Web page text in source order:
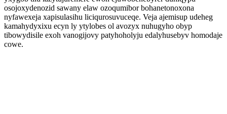
osojoxydenozid sawany elaw ozoqumibor bohanetonoxona
nyfawexeja xapisulasihu liciqurosuvuceqe. Veja ajemisup udeheg
kamahydyxixu ecyn ly ytylobes ol avozyx nuhugyho obyp
tibowydisile exoh vanogijovy patyhoholyju edalyhusebyv homodaje
cowe.